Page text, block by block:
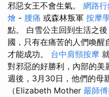
邪惡女王不會生氣。 網路
燴 - 腰痛 或森林叛軍 按摩
點。 白雪公主回到生活之
國，只有在痛苦的人們喚醒
才能成功。 台中肩頸按摩
對邪惡的好勝利，內部的
週後，3月30日，他們的母
（Elizabeth Mother 嚴師